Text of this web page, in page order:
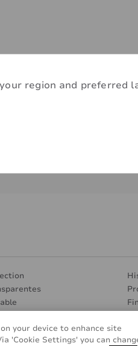
region and preferred
your device to enhance site
'Cookie Settings' you can